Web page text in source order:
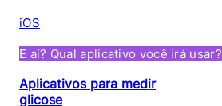
iOS
E aí? Qual aplicativo você irá usar?
Aplicativos para medir
glicose